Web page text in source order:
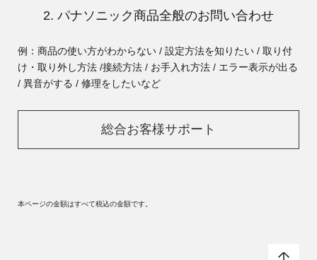
2. パナソニック商品全般のお問い合わせ
例：商品の使い方がわからない / 設定方法を知りたい / 取り付
け・取り外し方法 /接続方法 / お手入れ方法 / エラー表示が出る
/ 異音がする / 修理をしたいなど
総合お客様サポート
本ページの金額はすべて税込の金額です。